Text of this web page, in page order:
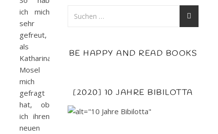
ich mich
sehr
gefreut,
als
Katharina
Mosel
mich
gefragt
hat, ob
ich ihren
neuen
BE HAPPY AND READ BOOKS
[2020] 10 JAHRE BIBILOTTA